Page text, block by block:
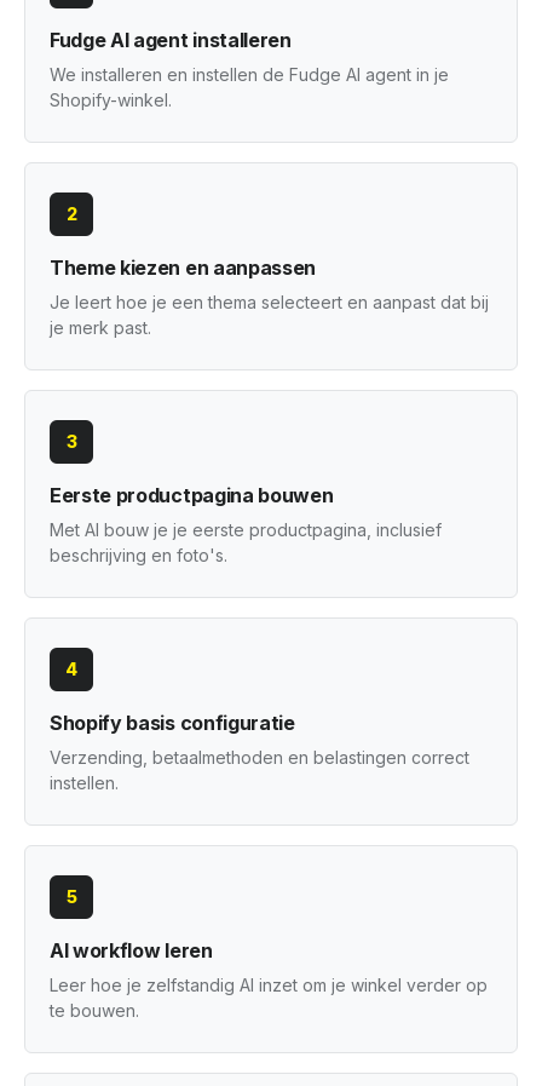
Fudge AI agent installeren
We installeren en instellen de Fudge AI agent in je
Shopify-winkel.
2
Theme kiezen en aanpassen
Je leert hoe je een thema selecteert en aanpast dat bij
je merk past.
3
Eerste productpagina bouwen
Met AI bouw je je eerste productpagina, inclusief
beschrijving en foto's.
4
Shopify basis configuratie
Verzending, betaalmethoden en belastingen correct
instellen.
5
AI workflow leren
Leer hoe je zelfstandig AI inzet om je winkel verder op
te bouwen.